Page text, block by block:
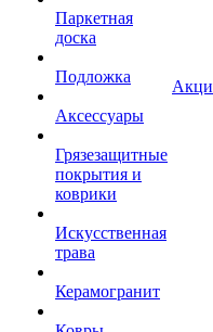
Паркетная
доска
Подложка
Аксессуары
Грязезащитные
покрытия и
коврики
Искусственная
трава
Керамогранит